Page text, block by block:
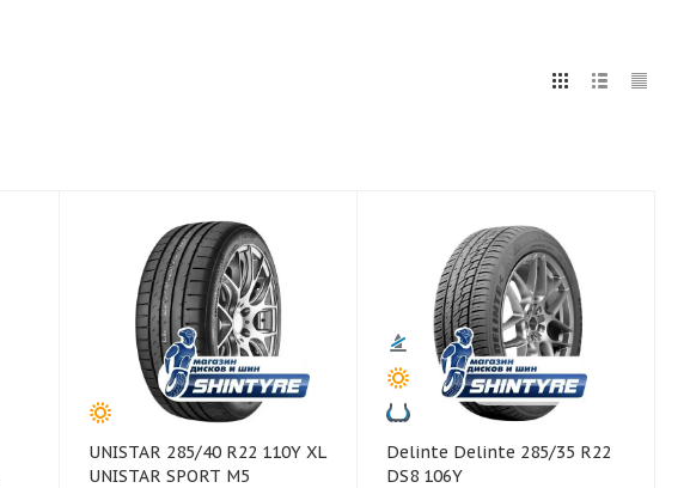
UNISTAR 285/40 R22 110Y XL
UNISTAR SPORT M5
Delinte Delinte 285/35 R22
DS8 106Y